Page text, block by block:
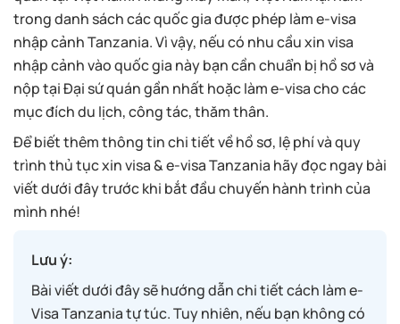
trong danh sách các quốc gia được phép làm e-visa
nhập cảnh Tanzania. Vì vậy, nếu có nhu cầu xin visa
nhập cảnh vào quốc gia này bạn cần chuẩn bị hồ sơ và
nộp tại Đại sứ quán gần nhất hoặc làm e-visa cho các
mục đích du lịch, công tác, thăm thân.
Để biết thêm thông tin chi tiết về hồ sơ, lệ phí và quy
trình thủ tục xin visa & e-visa Tanzania hãy đọc ngay bài
viết dưới đây trước khi bắt đầu chuyến hành trình của
mình nhé!
Lưu ý:
Bài viết dưới đây sẽ hướng dẫn chi tiết cách làm e-
Visa Tanzania tự túc. Tuy nhiên, nếu bạn không có